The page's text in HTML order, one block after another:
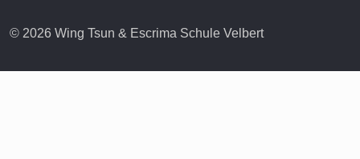
© 2026 Wing Tsun & Escrima Schule Velbert